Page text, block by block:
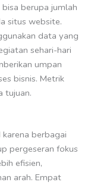
berupa jumlah
situs website.
data yang
sehari-hari
umpan
bisnis. Metrik
tujuan.
berbagai
pergeseran fokus
efisien,
arah. Empat